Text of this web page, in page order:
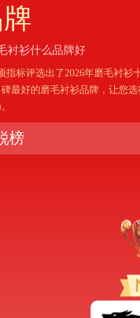
衬衫什么品牌好
标评选出了2026年磨毛衬衫
最好的磨毛衬衫品牌，让您选
榜